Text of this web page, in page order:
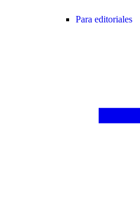
Para editoriales